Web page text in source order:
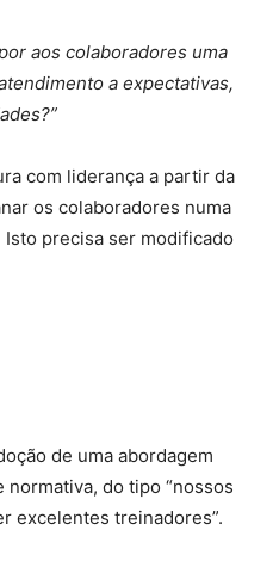
aos colaboradores uma
a expectativas,
com liderança a partir da
os colaboradores numa
precisa ser modificado
de uma abordagem
do tipo “nossos
excelentes treinadores”.